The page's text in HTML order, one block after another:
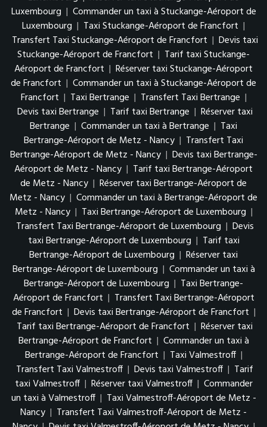
Luxembourg | Commander un taxi à Stuckange-Aéroport de
Luxembourg | Taxi Stuckange-Aéroport de Francfort |
Transfert Taxi Stuckange-Aéroport de Francfort | Devis taxi
Stuckange-Aéroport de Francfort | Tarif taxi Stuckange-
Aéroport de Francfort | Réserver taxi Stuckange-Aéroport
de Francfort | Commander un taxi à Stuckange-Aéroport de
Francfort | Taxi Bertrange | Transfert Taxi Bertrange |
Devis taxi Bertrange | Tarif taxi Bertrange | Réserver taxi
Bertrange | Commander un taxi à Bertrange | Taxi
Bertrange-Aéroport de Metz - Nancy | Transfert Taxi
Bertrange-Aéroport de Metz - Nancy | Devis taxi Bertrange-
Aéroport de Metz - Nancy | Tarif taxi Bertrange-Aéroport
de Metz - Nancy | Réserver taxi Bertrange-Aéroport de
Metz - Nancy | Commander un taxi à Bertrange-Aéroport de
Metz - Nancy | Taxi Bertrange-Aéroport de Luxembourg |
Transfert Taxi Bertrange-Aéroport de Luxembourg | Devis
taxi Bertrange-Aéroport de Luxembourg | Tarif taxi
Bertrange-Aéroport de Luxembourg | Réserver taxi
Bertrange-Aéroport de Luxembourg | Commander un taxi à
Bertrange-Aéroport de Luxembourg | Taxi Bertrange-
Aéroport de Francfort | Transfert Taxi Bertrange-Aéroport
de Francfort | Devis taxi Bertrange-Aéroport de Francfort |
Tarif taxi Bertrange-Aéroport de Francfort | Réserver taxi
Bertrange-Aéroport de Francfort | Commander un taxi à
Bertrange-Aéroport de Francfort | Taxi Valmestroff |
Transfert Taxi Valmestroff | Devis taxi Valmestroff | Tarif
taxi Valmestroff | Réserver taxi Valmestroff | Commander
un taxi à Valmestroff | Taxi Valmestroff-Aéroport de Metz -
Nancy | Transfert Taxi Valmestroff-Aéroport de Metz -